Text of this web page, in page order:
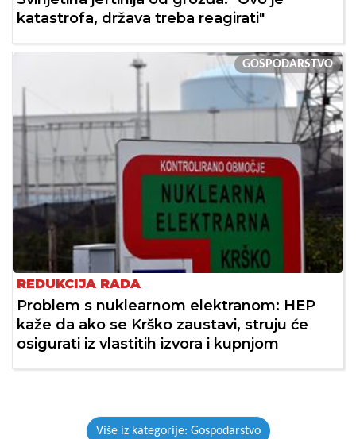
katastrofa, država treba reagirati"
GOSPODARSTVO
REDUKCIJA RADA
Problem s nuklearnom elektranom: HEP
kaže da ako se Krško zaustavi, struju će
osigurati iz vlastitih izvora i kupnjom
Više iz kategorije: Gospodarstvo